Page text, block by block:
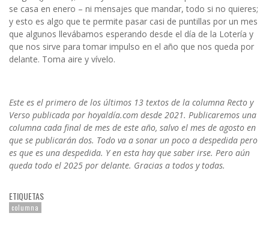
se casa en enero – ni mensajes que mandar, todo si no quieres;
y esto es algo que te permite pasar casi de puntillas por un mes
que algunos llevábamos esperando desde el día de la Lotería y
que nos sirve para tomar impulso en el año que nos queda por
delante. Toma aire y vívelo.
Este es el primero de los últimos 13 textos de la columna Recto y
Verso publicada por hoyaldía.com desde 2021. Publicaremos una
columna cada final de mes de este año, salvo el mes de agosto en
que se publicarán dos. Todo va a sonar un poco a despedida pero
es que es una despedida. Y en esta hay que saber irse. Pero aún
queda todo el 2025 por delante. Gracias a todos y todas.
ETIQUETAS
columna